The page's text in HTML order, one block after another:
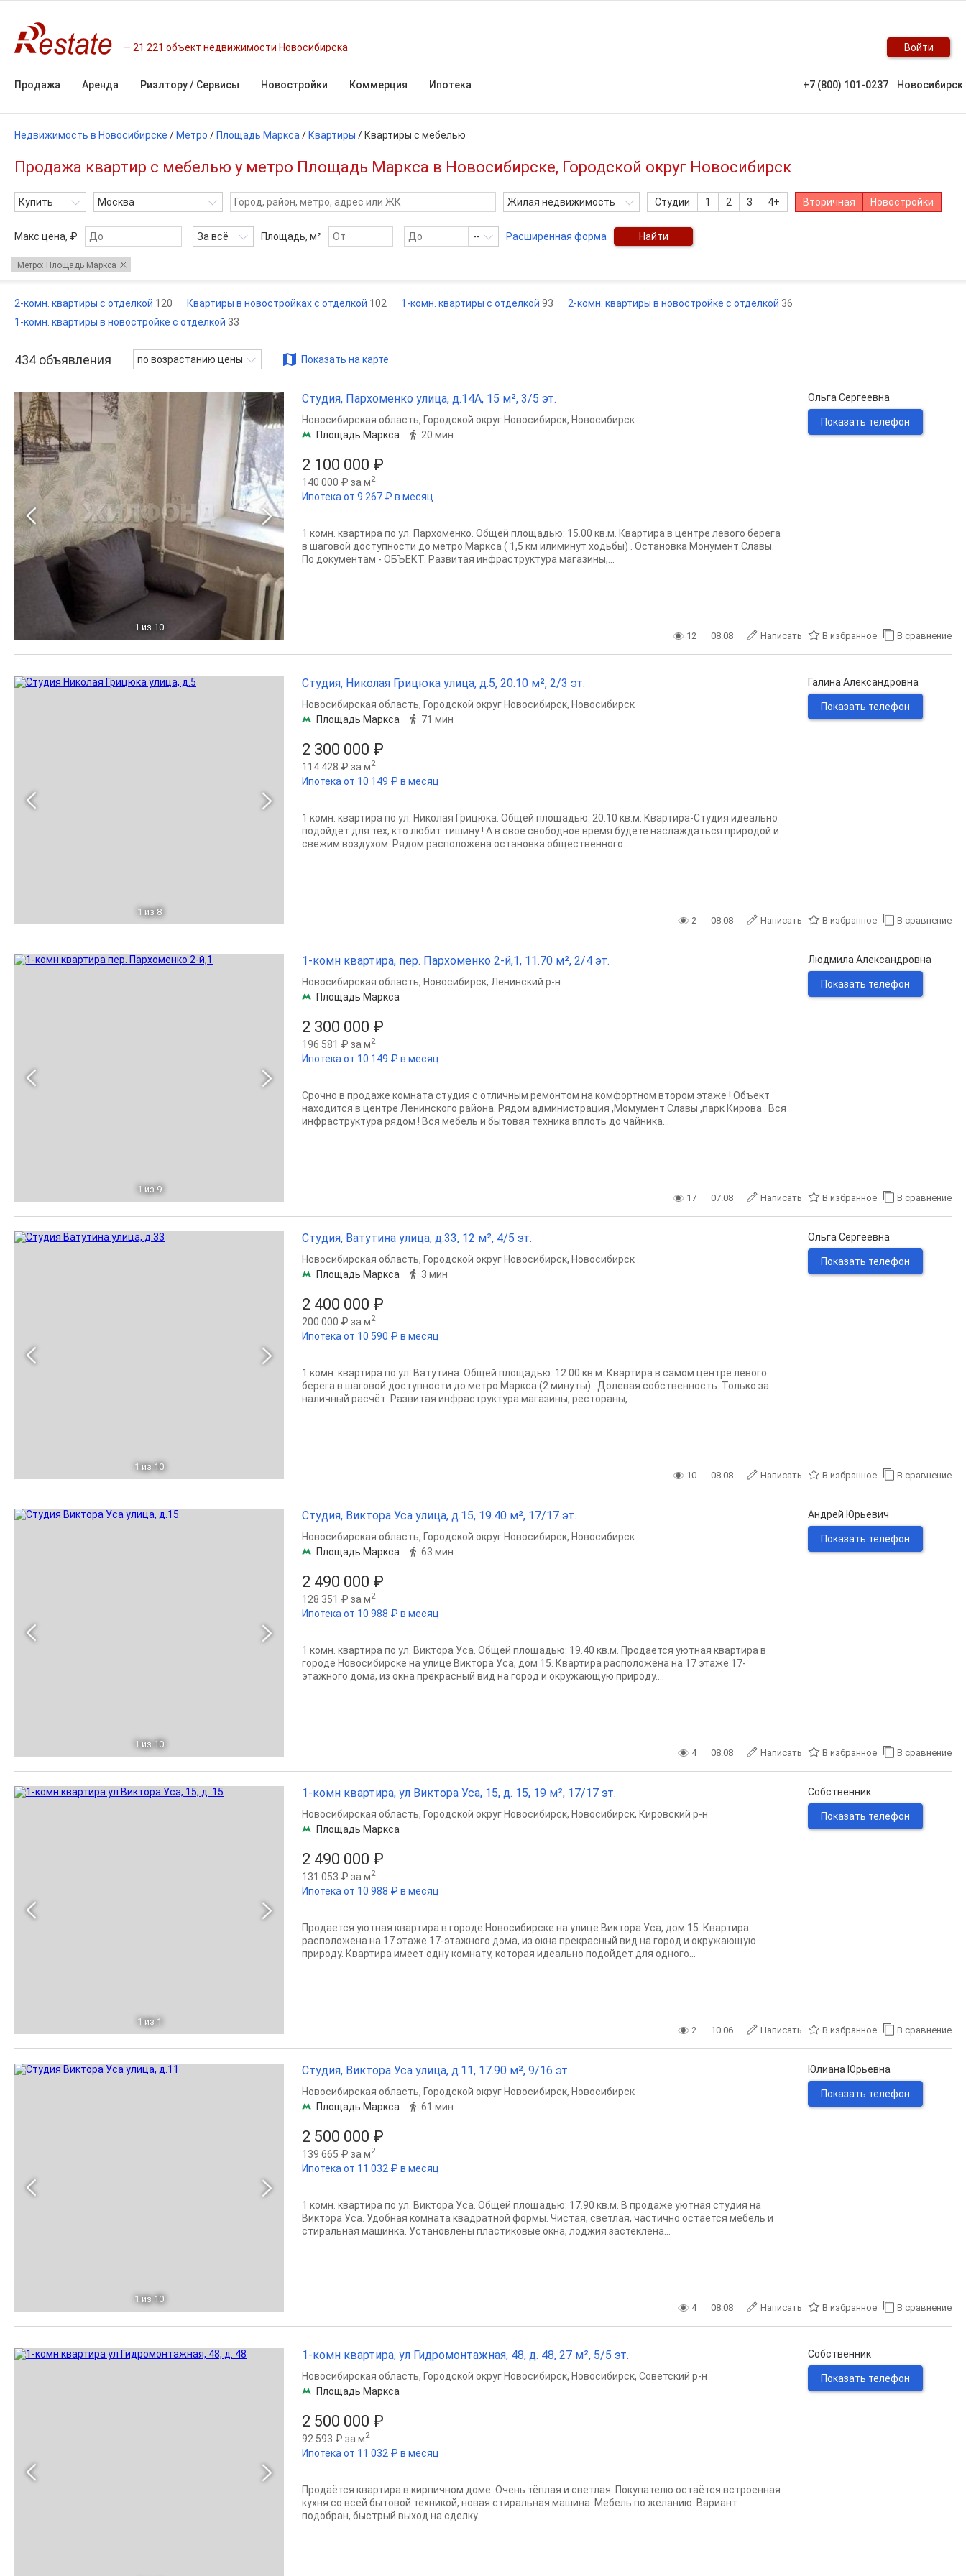
21 221 объект недвижимости Новосибирска Войти
Продажа Аренда Риэлтору / Сервисы Новостройки Коммерция Ипотека +7 (800) 101-0237 Новосибирск
Недвижимость в Новосибирске / Метро / Площадь Маркса / Квартиры / Квартиры с мебелью
Продажа квартир с мебелью у метро Площадь Маркса в Новосибирске, Городской округ Новосибирск
Купить Москва Жилая недвижимость Студии 1 2 3 4+ Вторичная Новостройки
Макс цена, ₽ За всё Площадь, м² -- Расширенная форма Найти
Метро: Площадь Маркса
2-комн. квартиры с отделкой 120 Квартиры в новостройках с отделкой 102 1-комн. квартиры с отделкой 93 2-комн. квартиры в новостройке с отделкой 36
1-комн. квартиры в новостройке с отделкой 33
434 объявления по возрастанию цены Показать на карте
1 из 10
Студия, Пархоменко улица, д.14А, 15 м², 3/5 эт.
2 100 000 ₽
140 000 ₽ за м2
Ипотека от 9 267 ₽ в месяц
Новосибирская область, Городской округ Новосибирск, Новосибирск
Площадь Маркса
20 мин
1 комн. квартира по ул. Пархоменко. Общей площадью: 15.00 кв.м. Квартира в центре левого берега
в шаговой доступности до метро Маркса ( 1,5 км илиминут ходьбы) . Остановка Монумент Славы.
По документам - ОБЪЕКТ. Развитая инфраструктура магазины,...
Ольга Сергеевна
Показать телефон
12 08.08 Написать В избранное В сравнение
1 из 8
Студия, Николая Грицюка улица, д.5, 20.10 м², 2/3 эт.
2 300 000 ₽
114 428 ₽ за м2
Ипотека от 10 149 ₽ в месяц
Новосибирская область, Городской округ Новосибирск, Новосибирск
Площадь Маркса
71 мин
1 комн. квартира по ул. Николая Грицюка. Общей площадью: 20.10 кв.м. Квартира-Студия идеально
подойдет для тех, кто любит тишину ! А в своё свободное время будете наслаждаться природой и
свежим воздухом. Рядом расположена остановка общественного...
Галина Александровна
Показать телефон
2 08.08 Написать В избранное В сравнение
1 из 9
1-комн квартира, пер. Пархоменко 2-й,1, 11.70 м², 2/4 эт.
2 300 000 ₽
196 581 ₽ за м2
Ипотека от 10 149 ₽ в месяц
Новосибирская область, Новосибирск, Ленинский р-н
Площадь Маркса
Срочно в продаже комната студия с отличным ремонтом на комфортном втором этаже ! Объект
находится в центре Ленинского района. Рядом администрация ,Момумент Славы ,парк Кирова . Вся
инфраструктура рядом ! Вся мебель и бытовая техника вплоть до чайника...
Людмила Александровна
Показать телефон
17 07.08 Написать В избранное В сравнение
1 из 10
Студия, Ватутина улица, д.33, 12 м², 4/5 эт.
2 400 000 ₽
200 000 ₽ за м2
Ипотека от 10 590 ₽ в месяц
Новосибирская область, Городской округ Новосибирск, Новосибирск
Площадь Маркса
3 мин
1 комн. квартира по ул. Ватутина. Общей площадью: 12.00 кв.м. Квартира в самом центре левого
берега в шаговой доступности до метро Маркса (2 минуты) . Долевая собственность. Только за
наличный расчёт. Развитая инфраструктура магазины, рестораны,...
Ольга Сергеевна
Показать телефон
10 08.08 Написать В избранное В сравнение
1 из 10
Студия, Виктора Уса улица, д.15, 19.40 м², 17/17 эт.
2 490 000 ₽
128 351 ₽ за м2
Ипотека от 10 988 ₽ в месяц
Новосибирская область, Городской округ Новосибирск, Новосибирск
Площадь Маркса
63 мин
1 комн. квартира по ул. Виктора Уса. Общей площадью: 19.40 кв.м. Продается уютная квартира в
городе Новосибирске на улице Виктора Уса, дом 15. Квартира расположена на 17 этаже 17-
этажного дома, из окна прекрасный вид на город и окружающую природу....
Андрей Юрьевич
Показать телефон
4 08.08 Написать В избранное В сравнение
1 из 1
1-комн квартира, ул Виктора Уса, 15, д. 15, 19 м², 17/17 эт.
2 490 000 ₽
131 053 ₽ за м2
Ипотека от 10 988 ₽ в месяц
Новосибирская область, Городской округ Новосибирск, Новосибирск, Кировский р-н
Площадь Маркса
Продается уютная квартира в городе Новосибирске на улице Виктора Уса, дом 15. Квартира
расположена на 17 этаже 17-этажного дома, из окна прекрасный вид на город и окружающую
природу. Квартира имеет одну комнату, которая идеально подойдет для одного...
Собственник
Показать телефон
2 10.06 Написать В избранное В сравнение
1 из 10
Студия, Виктора Уса улица, д.11, 17.90 м², 9/16 эт.
2 500 000 ₽
139 665 ₽ за м2
Ипотека от 11 032 ₽ в месяц
Новосибирская область, Городской округ Новосибирск, Новосибирск
Площадь Маркса
61 мин
1 комн. квартира по ул. Виктора Уса. Общей площадью: 17.90 кв.м. В продаже уютная студия на
Виктора Уса. Удобная комната квадратной формы. Чистая, светлая, частично остается мебель и
стиральная машинка. Установлены пластиковые окна, лоджия застеклена...
Юлиана Юрьевна
Показать телефон
4 08.08 Написать В избранное В сравнение
1-комн квартира, ул Гидромонтажная, 48, д. 48, 27 м², 5/5 эт.
2 500 000 ₽
92 593 ₽ за м2
Ипотека от 11 032 ₽ в месяц
Новосибирская область, Городской округ Новосибирск, Новосибирск, Советский р-н
Площадь Маркса
Продаётся квартира в кирпичном доме. Очень тёплая и светлая. Покупателю остаётся встроенная
кухня со всей бытовой техникой, новая стиральная машина. Мебель по желанию. Вариант
подобран, быстрый выход на сделку.
Собственник
Показать телефон